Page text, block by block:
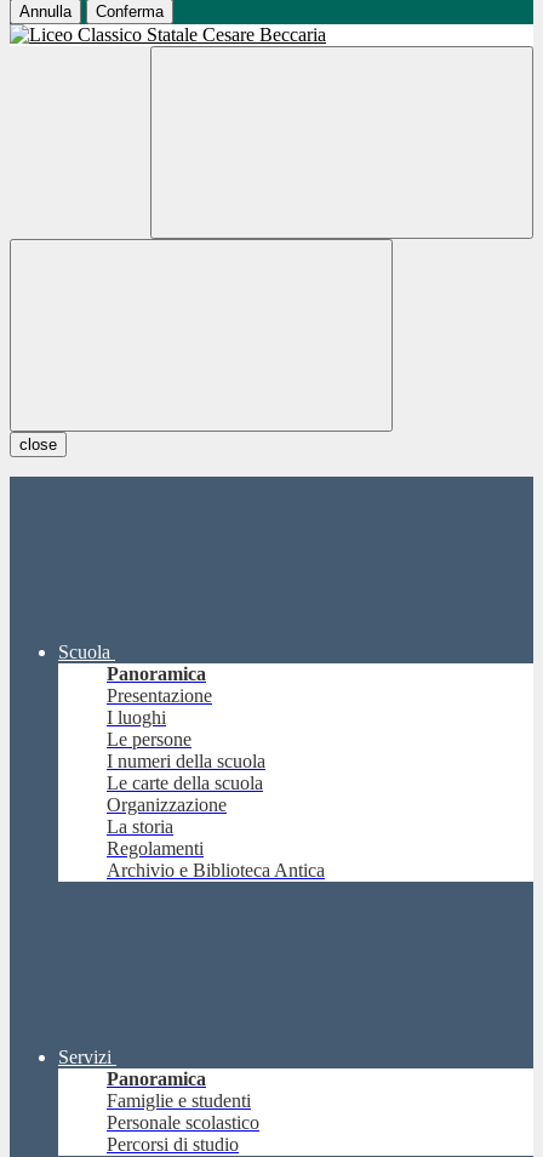
Annulla Conferma
close
Scuola
Panoramica
Presentazione
I luoghi
Le persone
I numeri della scuola
Le carte della scuola
Organizzazione
La storia
Regolamenti
Archivio e Biblioteca Antica
Servizi
Panoramica
Famiglie e studenti
Personale scolastico
Percorsi di studio